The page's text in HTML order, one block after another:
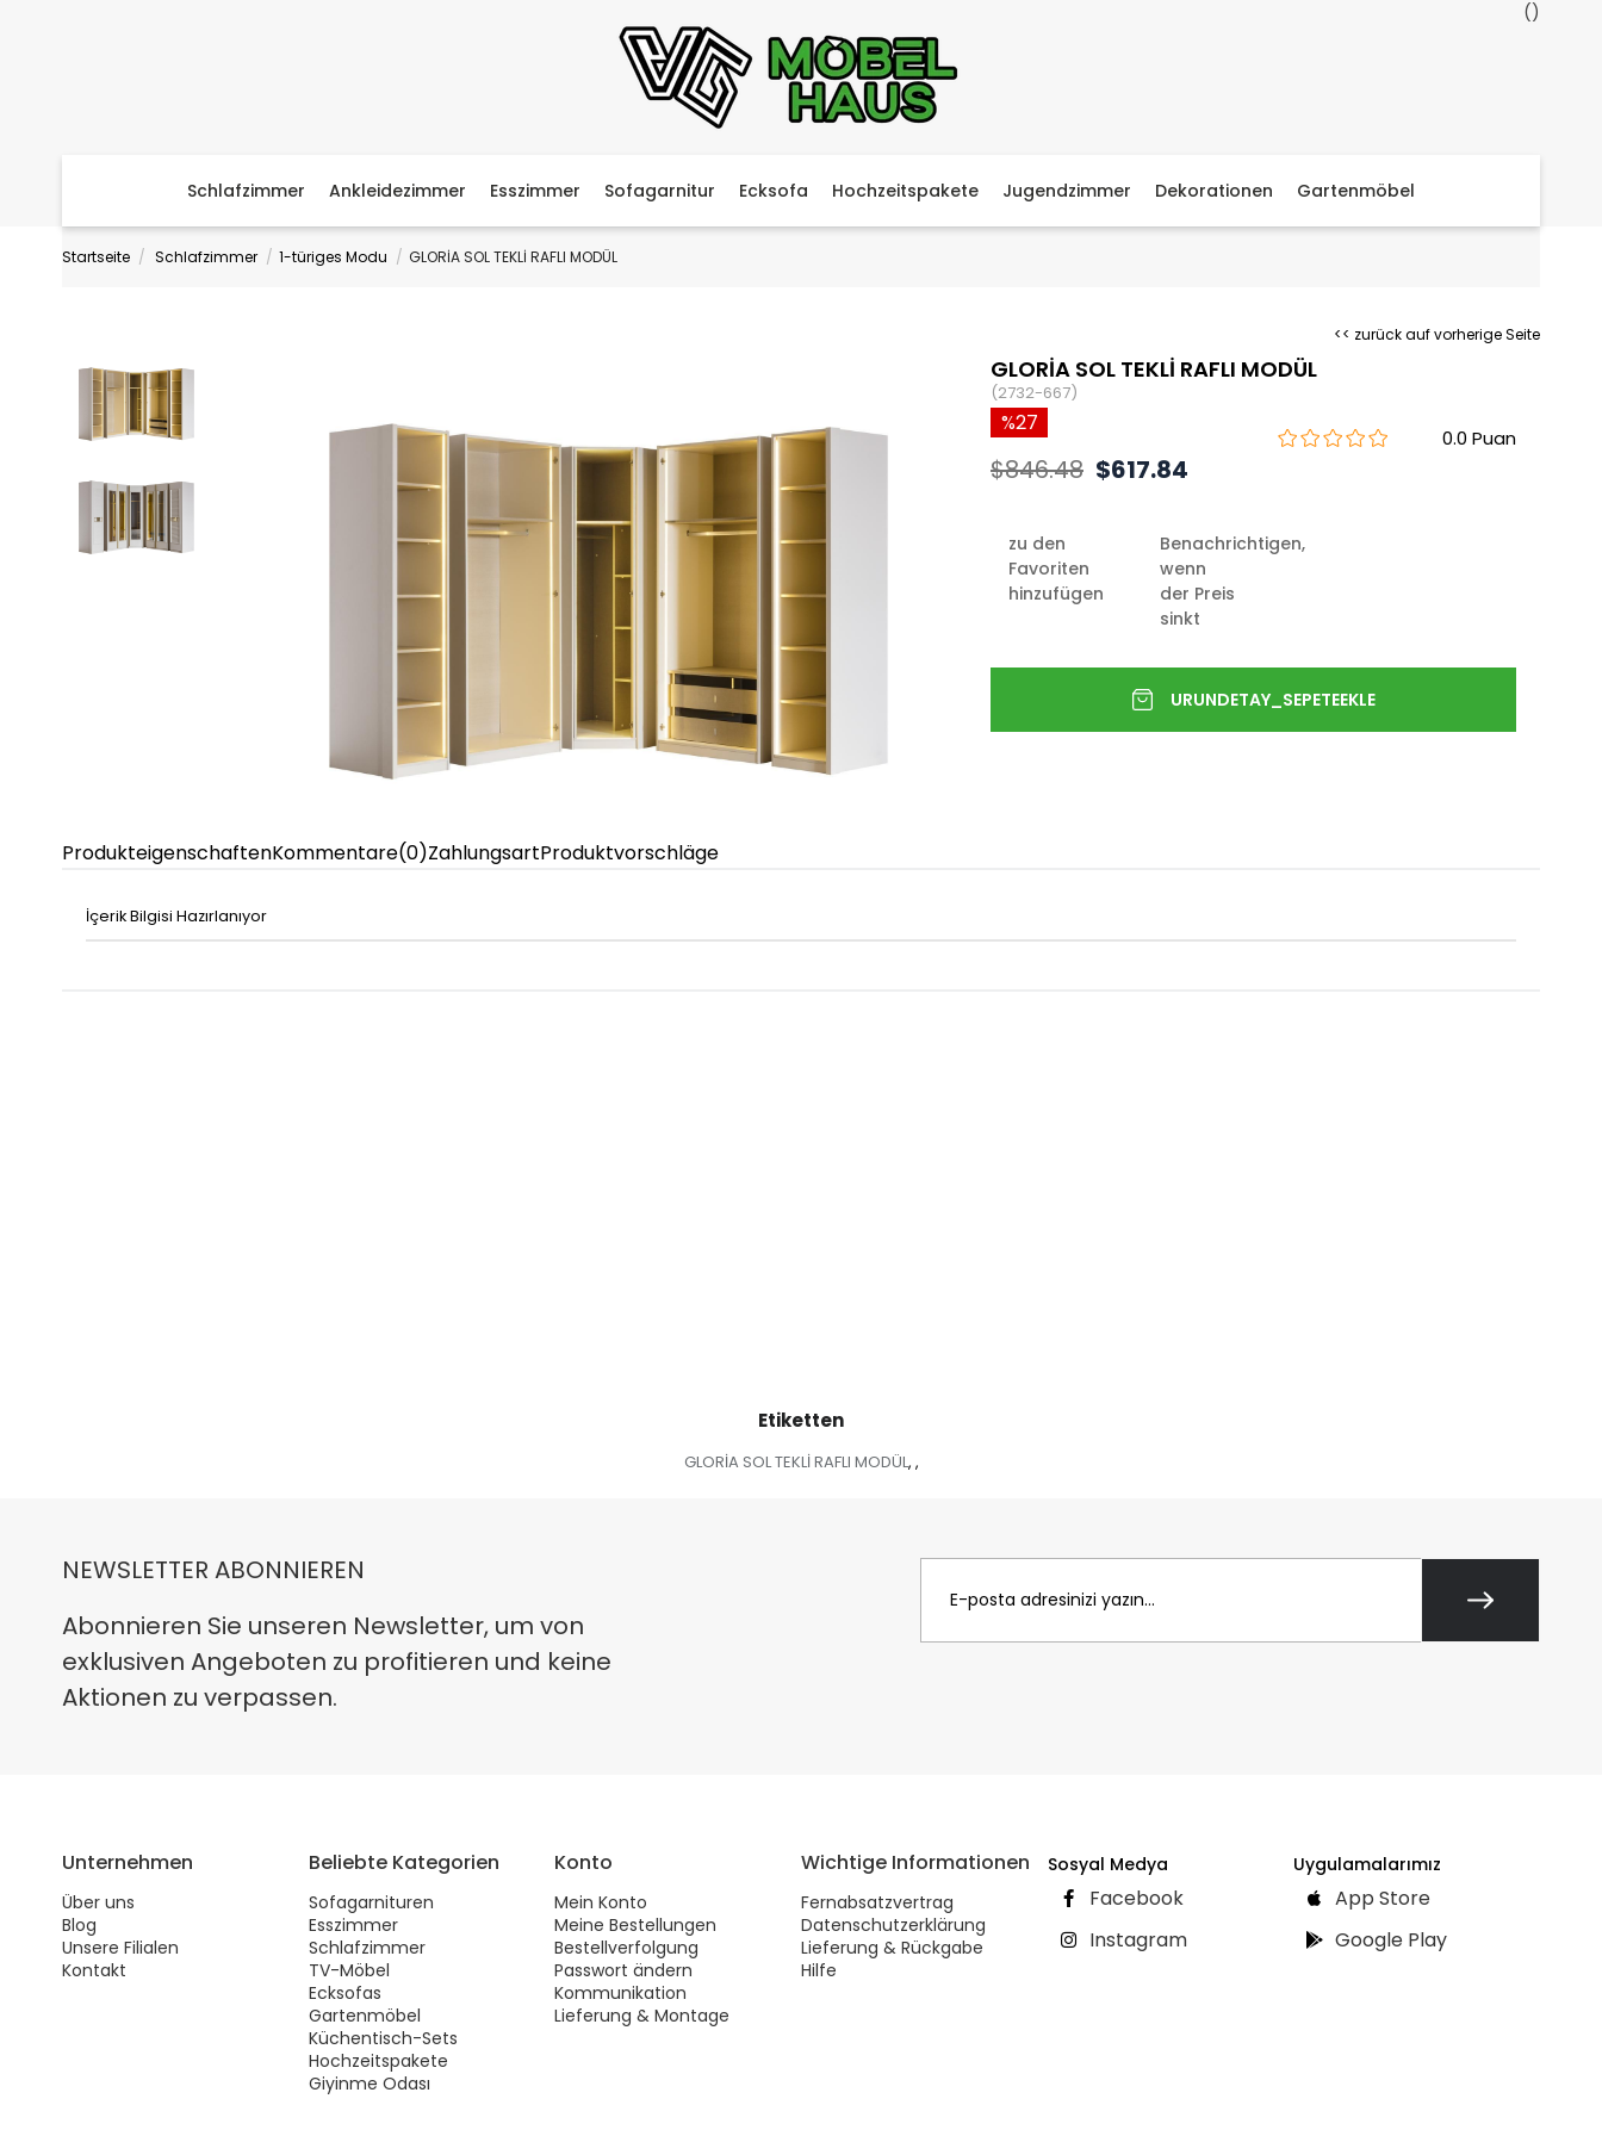
Schlafzimmer Ankleidezimmer Esszimmer Sofagarnitur Ecksofa Hochzeitspakete Jugendzimmer Dekorationen Gartenmöbel
Startseite Schlafzimmer 1-türiges Modu GLORİA SOL TEKLİ RAFLI MODÜL
<< zurück auf vorherige Seite
GLORİA SOL TEKLİ RAFLI MODÜL
(2732-667)
0.0
27
$846.48 $617.84
zu den
Favoriten
hinzufügen
Benachrichtigen,
wenn
der Preis
sinkt
ProdukteigenschaftenKommentare(0)ZahlungsartProduktvorschläge
İçerik Bilgisi Hazırlanıyor
Etiketten
GLORİA SOL TEKLİ RAFLI MODÜL, ,
NEWSLETTER ABONNIEREN
Abonnieren Sie unseren Newsletter, um von
exklusiven Angeboten zu profitieren und keine
Aktionen zu verpassen.
Unternehmen
Über uns
Blog
Unsere Filialen
Kontakt
Beliebte Kategorien
Sofagarnituren
Esszimmer
Schlafzimmer
TV-Möbel
Ecksofas
Gartenmöbel
Küchentisch-Sets
Hochzeitspakete
Giyinme Odası
Konto
Mein Konto
Meine Bestellungen
Bestellverfolgung
Passwort ändern
Kommunikation
Lieferung & Montage
Wichtige Informationen
Fernabsatzvertrag
Datenschutzerklärung
Lieferung & Rückgabe
Hilfe
Sosyal Medya
Facebook
Instagram
Uygulamalarımız
App Store
Google Play